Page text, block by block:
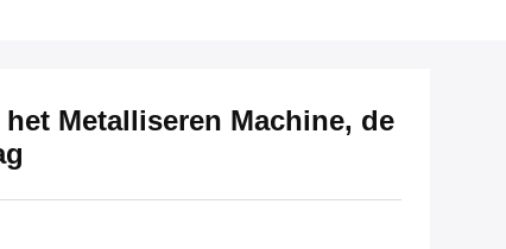
Metalliseren Machine, de